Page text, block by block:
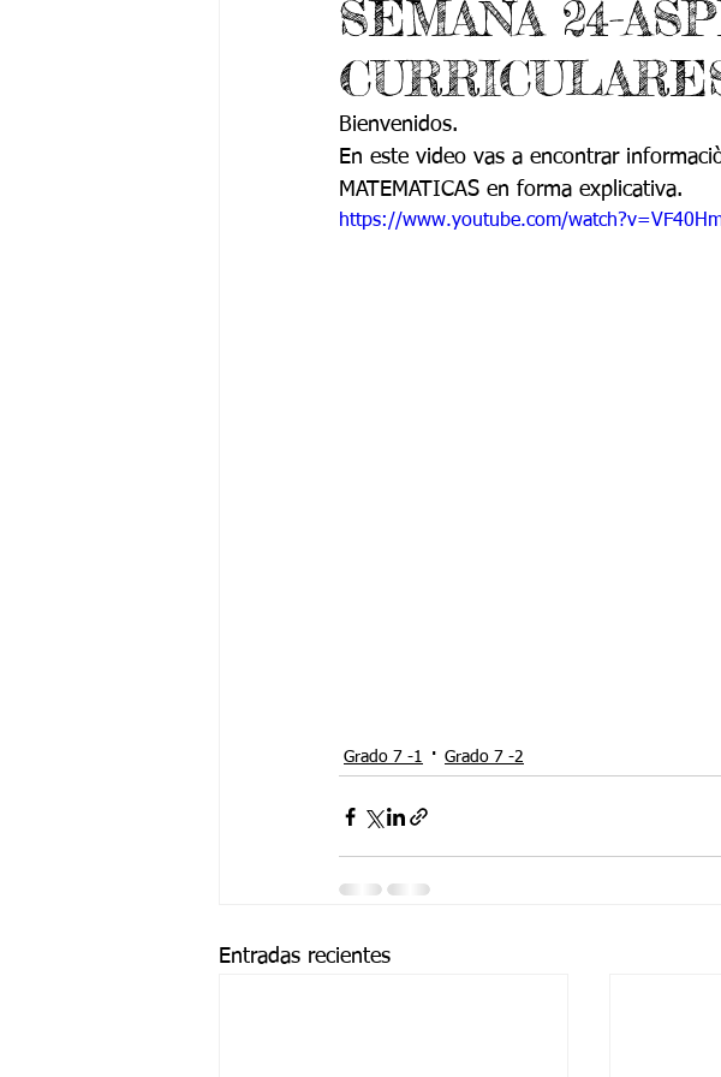
Grado 6 -1 Grado 6 -2 Grado 7 -1 Grado 7 -2
PSICOLOGÍA INSTITUCIONAL Deportes
SEMANA 24-
Bienvenidos.
En este video vas a encontrar
MATEMATICAS en forma explicativa.
https://www.youtube.com/
Grado 7 -1 Grado 7 -2
Entradas recientes